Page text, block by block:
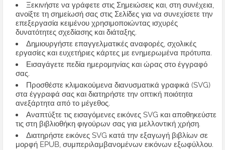
Ξεκινήστε να γράφετε στις Σημειώσεις και, στη συνέχεια,
ανοίξτε τη σημείωσή σας στις Σελίδες για να συνεχίσετε την
επεξεργασία κειμένου χρησιμοποιώντας ισχυρές
δυνατότητες σχεδίασης και διάταξης.
Δημιουργήστε επαγγελματικές αναφορές, σχολικές
εργασίες και ευχετήριες κάρτες με ενημερωμένα πρότυπα.
Εισαγάγετε πεδία ημερομηνίας και ώρας στο έγγραφό
σας.
Προσθέστε κλιμακούμενα διανυσματικά γραφικά (SVG)
στα έγγραφά σας και διατηρήστε την οπτική ποιότητα
ανεξάρτητα από το μέγεθος.
Αναπτύξτε τις εισαγόμενες εικόνες SVG και αποθηκεύστε
τις στη βιβλιοθήκη φιγούρων σας για μελλοντική χρήση.
Διατηρήστε εικόνες SVG κατά την εξαγωγή βιβλίων σε
μορφή EPUB, συμπεριλαμβανομένων εικόνων εξωφύλλου.